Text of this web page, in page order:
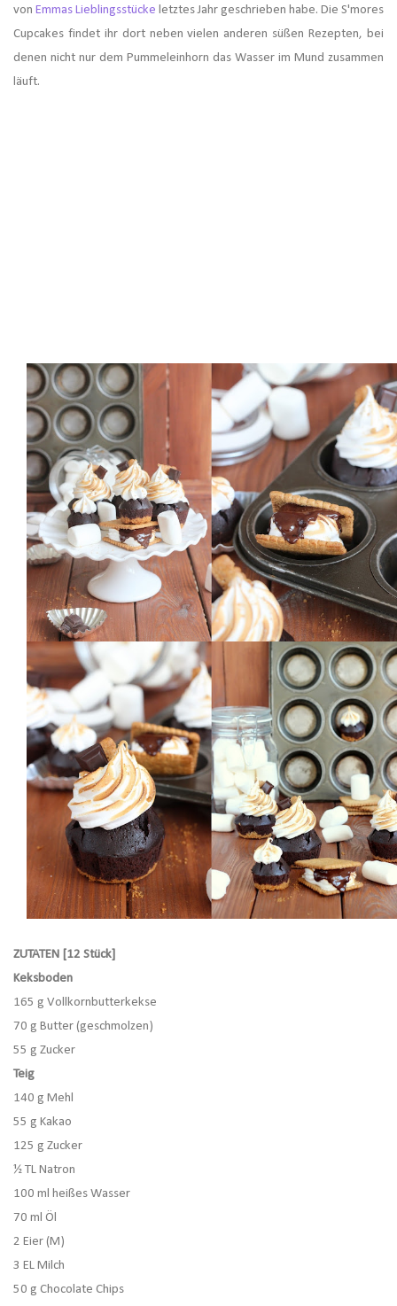
von Emmas Lieblingsstücke letztes Jahr geschrieben habe. Die S'mores
Cupcakes findet ihr dort neben vielen anderen süßen Rezepten, bei
denen nicht nur dem Pummeleinhorn das Wasser im Mund zusammen
läuft.
ZUTATEN [12 Stück]
Keksboden
165 g Vollkornbutterkekse
70 g Butter (geschmolzen)
55 g Zucker
Teig
140 g Mehl
55 g Kakao
125 g Zucker
½ TL Natron
100 ml heißes Wasser
70 ml Öl
2 Eier (M)
3 EL Milch
50 g Chocolate Chips